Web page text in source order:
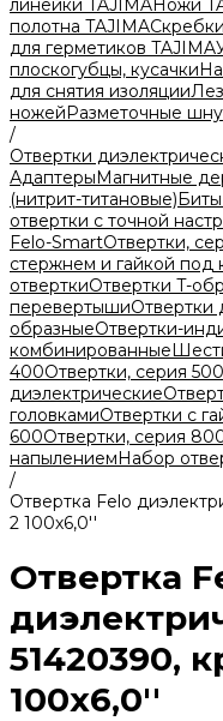
линейки TAJIMAНожи
полотна TAJIMA
для герметиков TAJIMA
плоскогубцы, кусачки
для снятия изоляции
ножейРазметочные
/
Отвертки
АдаптерыМагнитные
(нитрит-титановые)Биты
отвертки с точной
Felo-SmartОтвертки,
стержнем и гайкой под
отверткиОтвертки T-
перевертышиОтвертки
образныеОтвертки-
комбинированные
400Отвертки, серия 500
диэлектрические
головкамиОтвертки с
600Отвертки, серия
напылениемНабор
/
Отвертка Felo
2 100х6,0''
Отвертка
51420390,
100х6,0''